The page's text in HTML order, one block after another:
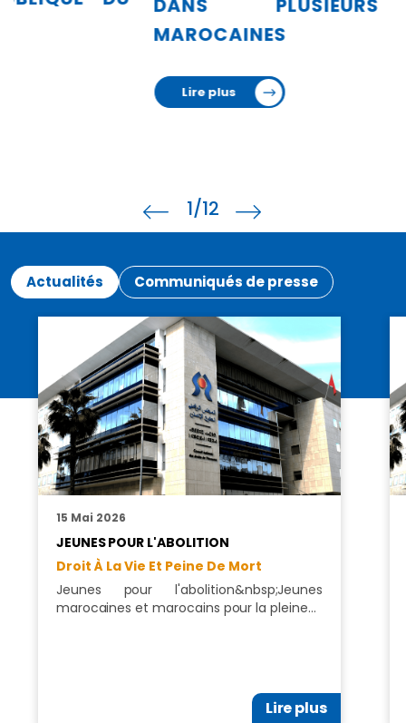
DANS PLUSIEURS VILLES
2/12
Actualités Communiqués de presse
15 Mai 2026
JEUNES POUR L'ABOLITION
Droit À La Vie Et Peine De Mort
Jeunes pour l'abolition&nbsp;Jeunes
marocaines et marocains pour la pleine…
Lire plus